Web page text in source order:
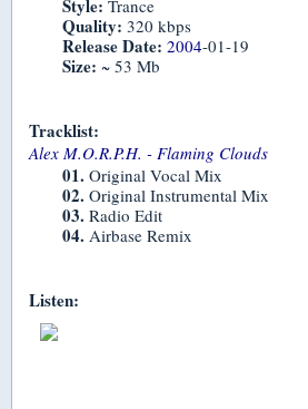
Style: Trance
Quality: 320 kbps
Release Date: 2004-01-19
Size: ~ 53 Mb
Tracklist:
Alex M.O.R.P.H. - Flaming Clouds
01. Original Vocal Mix
02. Original Instrumental Mix
03. Radio Edit
04. Airbase Remix
Listen: